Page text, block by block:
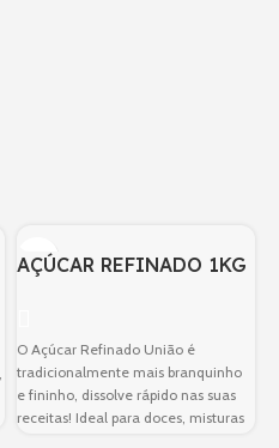
AÇÚCAR REFINADO 1KG
O Açúcar Refinado União é
tradicionalmente mais branquinho
e fininho, dissolve rápido nas suas
receitas! Ideal para doces, misturas